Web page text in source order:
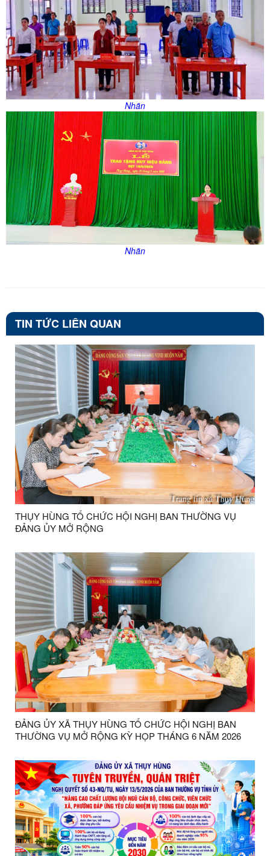
Nhãn
Nhãn
TIN TỨC LIÊN QUAN
THỤY HÙNG TỔ CHỨC HỘI NGHỊ BAN THƯỜNG VỤ
ĐẢNG ỦY MỞ RỘNG
ĐẢNG ỦY XÃ THỤY HÙNG TỔ CHỨC HỘI NGHỊ BAN
THƯỜNG VỤ MỞ RỘNG KỲ HỌP THÁNG 6 NĂM 2026